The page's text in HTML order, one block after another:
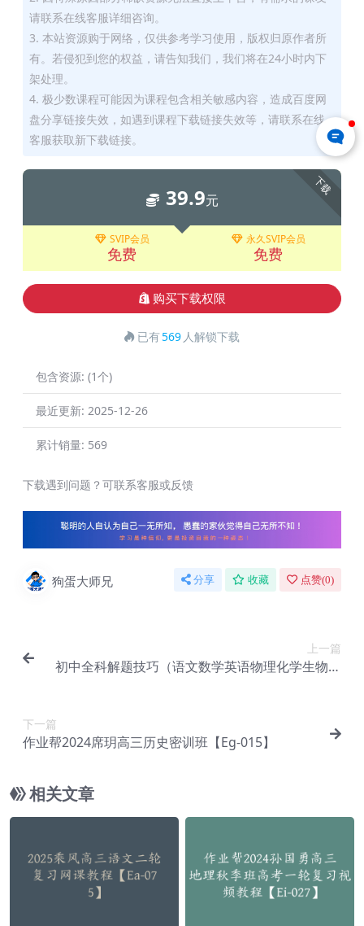
请联系在线客服详细咨询。
3. 本站资源购于网络，仅供参考学习使用，版权归原作者所
有。若侵犯到您的权益，请告知我们，我们将在24小时内下
架处理。
4. 极少数课程可能因为课程包含相关敏感内容，造成百度网
盘分享链接失效，如遇到课程下载链接失效等，请联系在线
客服获取新下载链接。
下载
39.9元
SVIP会员
免费
永久SVIP会员
免费
购买下载权限
已有569 人解锁下载
包含资源: (1个)
最近更新: 2025-12-26
累计销量: 569
下载遇到问题？可联系客服或反馈
狗蛋大师兄 分享 收藏 点赞(0)
上一篇
初中全科解题技巧（语文数学英语物理化学生物等
下一篇
作业帮2024席玥高三历史密训班【Eg-015】
相关文章